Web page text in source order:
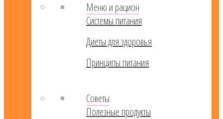
Меню и рацион
Системы питания
Диеты для здоровья
Принципы питания
Советы
Полезные продукты